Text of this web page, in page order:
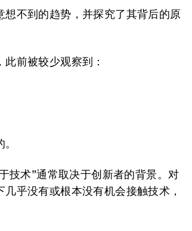
不到的趋势，并探究了其背后的原
前被较少观察到：
技术”通常取决于创新者的背景。对
乎没有或根本没有机会接触技术，